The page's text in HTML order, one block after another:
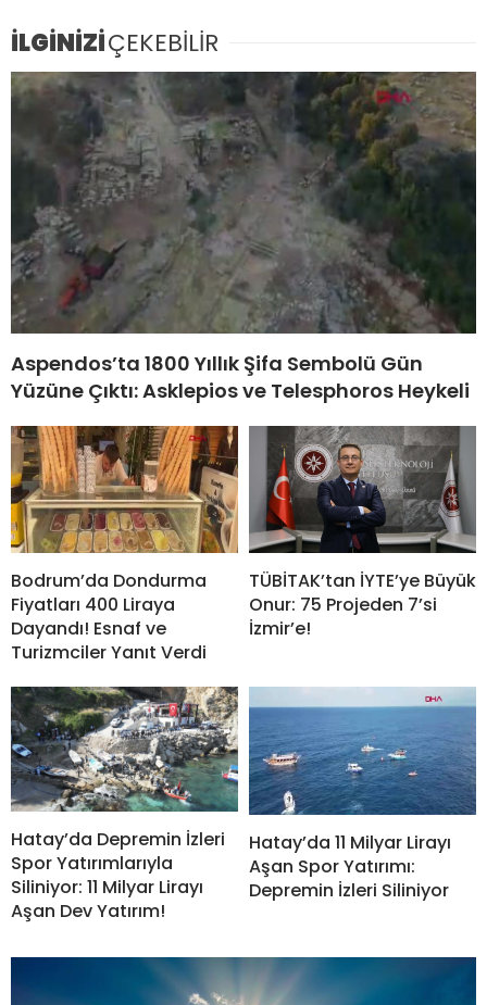
İLGİNİZİÇEKEBİLİR
Aspendos’ta 1800 Yıllık Şifa Sembolü Gün
Yüzüne Çıktı: Asklepios ve Telesphoros Heykeli
Bodrum’da Dondurma
Fiyatları 400 Liraya
Dayandı! Esnaf ve
Turizmciler Yanıt Verdi
TÜBİTAK’tan İYTE’ye Büyük
Onur: 75 Projeden 7’si
İzmir’e!
Hatay’da Depremin İzleri
Spor Yatırımlarıyla
Siliniyor: 11 Milyar Lirayı
Aşan Dev Yatırım!
Hatay’da 11 Milyar Lirayı
Aşan Spor Yatırımı:
Depremin İzleri Siliniyor